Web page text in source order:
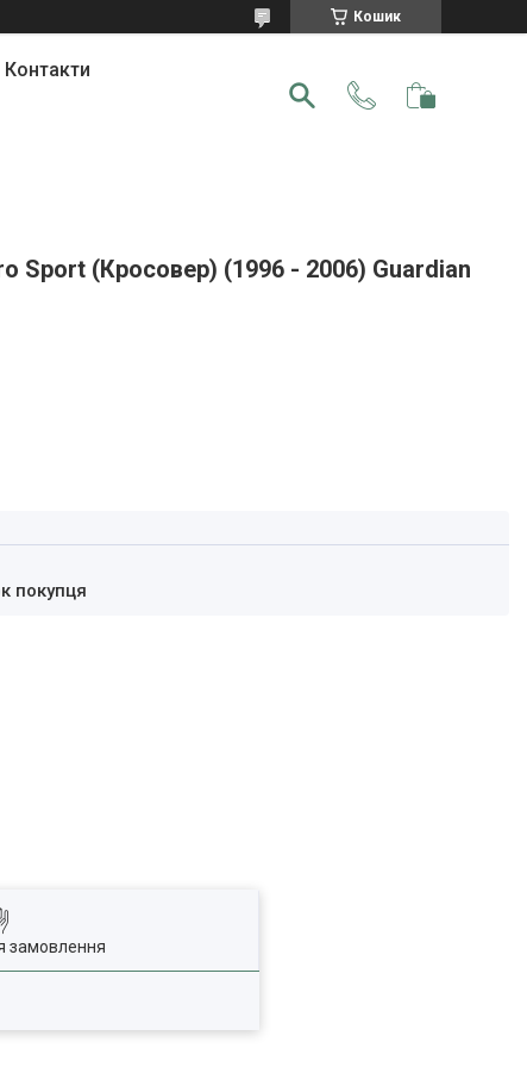
Кошик
Контакти
Sport (Кросовер) (1996 - 2006) Guardian
покупця
замовлення